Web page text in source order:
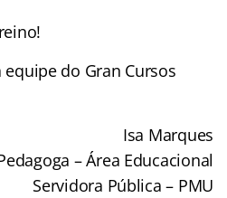
do Gran Cursos
Isa Marques
– Área Educacional
Servidora Pública – PMU